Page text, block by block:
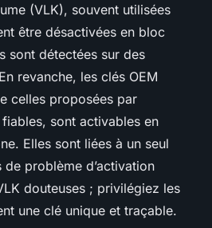
(VLK), souvent utilisées
être désactivées en bloc
sont détectées sur des
revanche, les clés OEM
celles proposées par
sont activables en
Elles sont liées à un seul
de problème d’activation
douteuses ; privilégiez les
une clé unique et traçable.